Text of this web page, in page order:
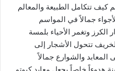
كيف تتكامل الطبيعة والمعالم
جمالاً في المواسم
الكرز وتغمر الأحياء بلمسة
تتحول الأشجار إلى
والشوارع جمالاً